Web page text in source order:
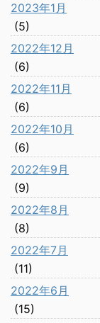
2023年1月
(5)
2022年12月
(6)
2022年11月
(6)
2022年10月
(6)
2022年9月
(9)
2022年8月
(8)
2022年7月
(11)
2022年6月
(15)